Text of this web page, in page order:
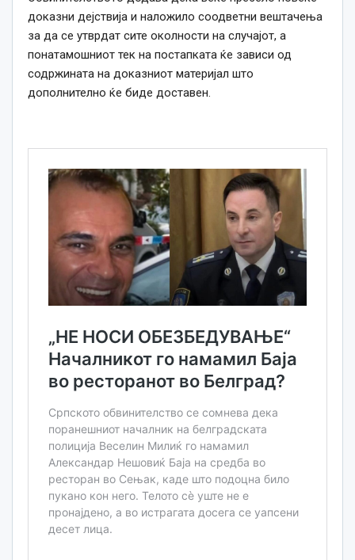
доказни дејствија и наложило соодветни вештачења
за да се утврдат сите околности на случајот, а
понатамошниот тек на постапката ќе зависи од
содржината на доказниот материјал што
дополнително ќе биде доставен.